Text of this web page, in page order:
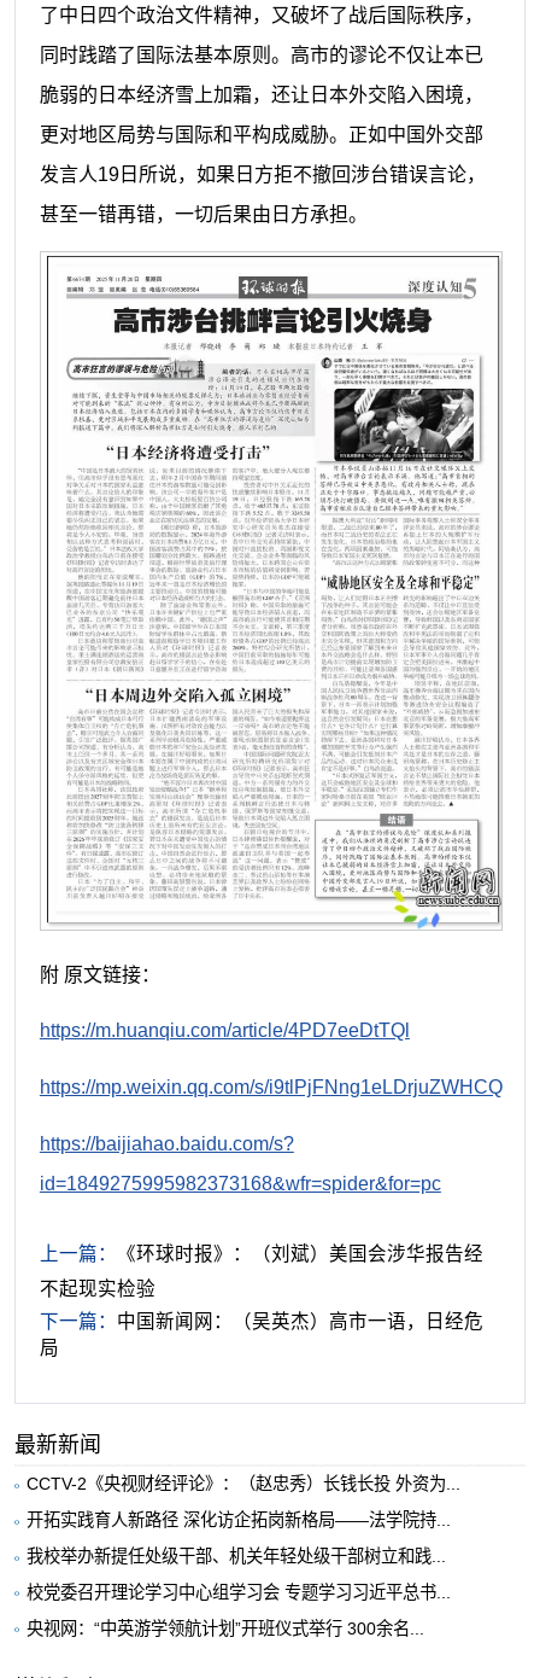
了中日四个政治文件精神，又破坏了战后国际秩序，
同时践踏了国际法基本原则。高市的谬论不仅让本已
脆弱的日本经济雪上加霜，还让日本外交陷入困境，
更对地区局势与国际和平构成威胁。正如中国外交部
发言人19日所说，如果日方拒不撤回涉台错误言论，
甚至一错再错，一切后果由日方承担。
附 原文链接：
https://m.huanqiu.com/article/4PD7eeDtTQl
https://mp.weixin.qq.com/s/i9tlPjFNng1eLDrjuZWHCQ
https://baijiahao.baidu.com/s?
id=1849275995982373168&wfr=spider&for=pc
上一篇：
《环球时报》：（刘斌）美国会涉华报告经
不起现实检验
下一篇： 中国新闻网：（吴英杰）高市一语，日经危
局
最新新闻
CCTV-2《央视财经评论》：（赵忠秀）长钱长投 外资为...
开拓实践育人新路径 深化访企拓岗新格局——法学院持...
我校举办新提任处级干部、机关年轻处级干部树立和践...
校党委召开理论学习中心组学习会 专题学习习近平总书...
央视网：“中英游学领航计划”开班仪式举行 300余名...